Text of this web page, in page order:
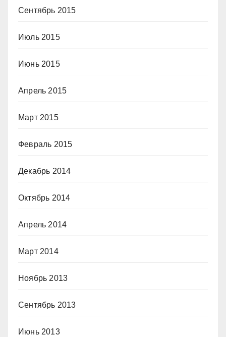
Сентябрь 2015
Июль 2015
Июнь 2015
Апрель 2015
Март 2015
Февраль 2015
Декабрь 2014
Октябрь 2014
Апрель 2014
Март 2014
Ноябрь 2013
Сентябрь 2013
Июнь 2013